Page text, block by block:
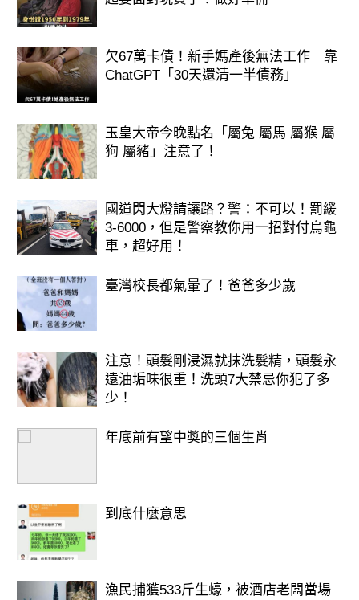
欠67萬卡債！新手媽產後無法工作 靠
ChatGPT「30天還清一半債務」
玉皇大帝今晚點名「屬兔 屬馬 屬猴 屬
狗 屬豬」注意了！
國道閃大燈請讓路？警：不可以！罰緩
3-6000，但是警察教你用一招對付烏龜
車，超好用！
臺灣校長都氣暈了！爸爸多少歲
注意！頭髮剛浸濕就抹洗髮精，頭髮永
遠油垢味很重！洗頭7大禁忌你犯了多
少！
年底前有望中獎的三個生肖
到底什麼意思
漁民捕獲533斤生蠔，被酒店老闆當場